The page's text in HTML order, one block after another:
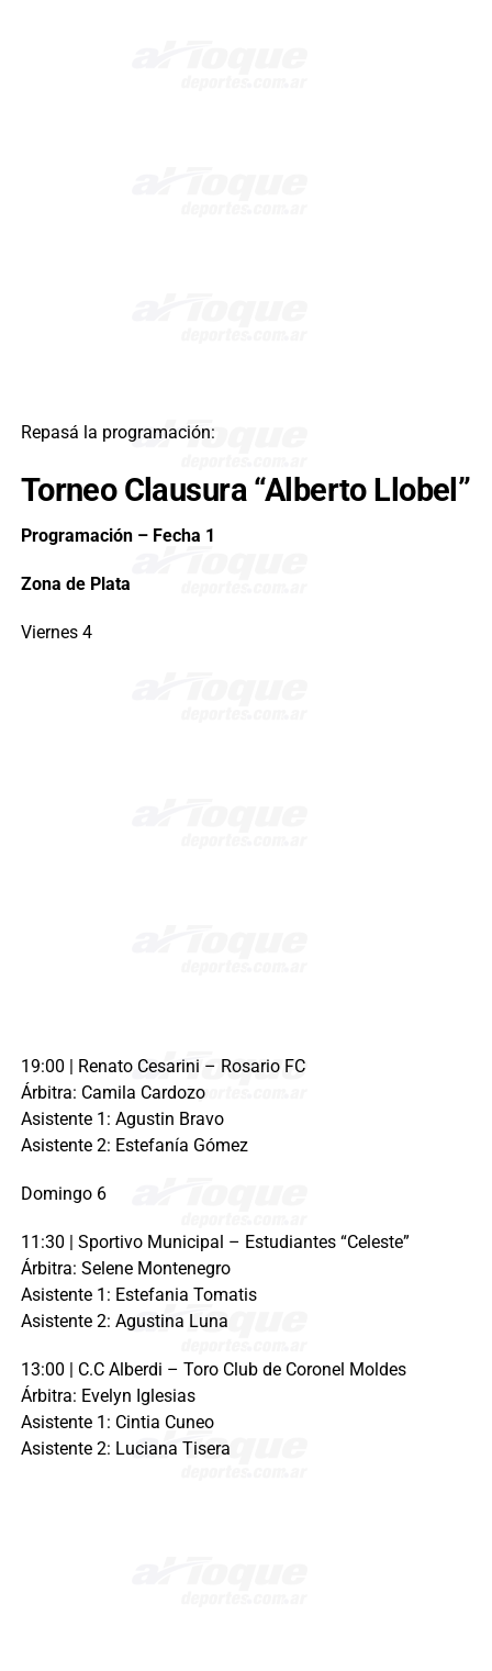
Repasá la programación:
Torneo Clausura “Alberto Llobel”
Programación – Fecha 1
Zona de Plata
Viernes 4
19:00 | Renato Cesarini – Rosario FC
Árbitra: Camila Cardozo
Asistente 1: Agustin Bravo
Asistente 2: Estefanía Gómez
Domingo 6
11:30 | Sportivo Municipal – Estudiantes “Celeste”
Árbitra: Selene Montenegro
Asistente 1: Estefania Tomatis
Asistente 2: Agustina Luna
13:00 | C.C Alberdi – Toro Club de Coronel Moldes
Árbitra: Evelyn Iglesias
Asistente 1: Cintia Cuneo
Asistente 2: Luciana Tisera